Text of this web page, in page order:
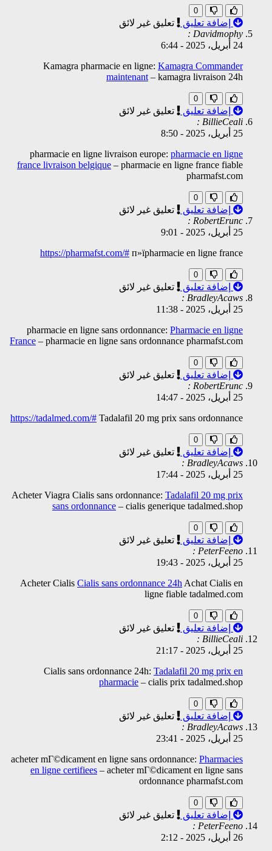
0
إضافة تعليق
تعليق غير لائق
Davidmophy :
24 أبريل، 2025
-
6:44
Kamagra pharmacie en ligne: Kamagra Commander
maintenant – kamagra livraison 24h
0
إضافة تعليق
تعليق غير لائق
BillieCeali :
25 أبريل، 2025
-
8:50
pharmacie en ligne livraison europe: pharmacie en ligne
france livraison belgique – pharmacie en ligne france fiable
pharmafst.com
0
إضافة تعليق
تعليق غير لائق
RobertErunc :
25 أبريل، 2025
-
9:01
https://pharmafst.com/# п»їpharmacie en ligne france
0
إضافة تعليق
تعليق غير لائق
BradleyAcaws :
25 أبريل، 2025
-
11:38
pharmacie en ligne sans ordonnance: Pharmacie en ligne
France – pharmacie en ligne sans ordonnance pharmafst.com
0
إضافة تعليق
تعليق غير لائق
RobertErunc :
25 أبريل، 2025
-
14:47
https://tadalmed.com/# Tadalafil 20 mg prix sans ordonnance
0
إضافة تعليق
تعليق غير لائق
BradleyAcaws :
25 أبريل، 2025
-
17:44
Acheter Viagra Cialis sans ordonnance: Tadalafil 20 mg prix
sans ordonnance – cialis generique tadalmed.shop
0
إضافة تعليق
تعليق غير لائق
PeterFeeno :
25 أبريل، 2025
-
19:43
Acheter Cialis Cialis sans ordonnance 24h Achat Cialis en
ligne fiable tadalmed.com
0
إضافة تعليق
تعليق غير لائق
BillieCeali :
25 أبريل، 2025
-
21:17
Cialis sans ordonnance 24h: Tadalafil 20 mg prix en
pharmacie – cialis prix tadalmed.shop
0
إضافة تعليق
تعليق غير لائق
BradleyAcaws :
25 أبريل، 2025
-
23:41
acheter mГ©dicament en ligne sans ordonnance: Pharmacies
en ligne certifiees – acheter mГ©dicament en ligne sans
ordonnance pharmafst.com
0
إضافة تعليق
تعليق غير لائق
PeterFeeno :
26 أبريل، 2025
-
2:12